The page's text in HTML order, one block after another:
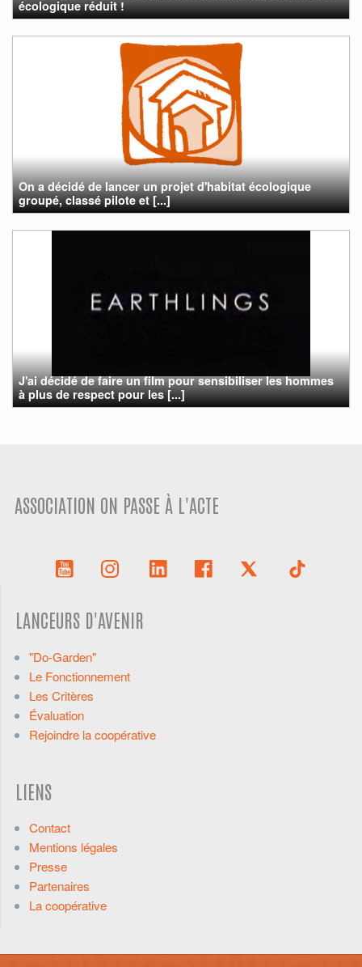
écologique réduit !
On a décidé de lancer un projet d'habitat écologique
groupé, classé pilote et [...]
J'ai décidé de faire un film pour sensibiliser les hommes
à plus de respect pour les [...]
ASSOCIATION ON PASSE À L'ACTE
LANCEURS D'AVENIR
"Do-Garden"
Le Fonctionnement
Les Critères
Évaluation
Rejoindre la coopérative
LIENS
Contact
Mentions légales
Presse
Partenaires
La coopérative